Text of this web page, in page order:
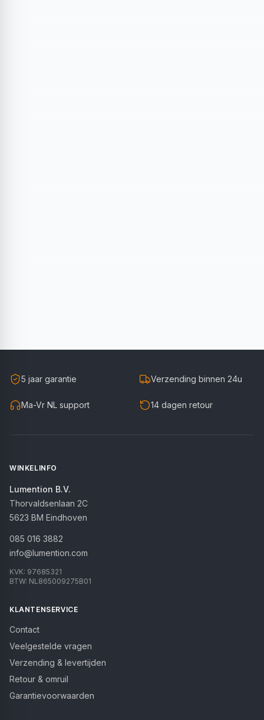
5 jaar garantie Verzending binnen 24u
Ma-Vr NL support 14 dagen retour
WINKELINFO
Lumention B.V.
Thorvaldsenlaan 2C
5623 BM Eindhoven
085 016 3882
info@lumention.com
KVK: 97685321
BTW: NL865009275B01
KLANTENSERVICE
Contact
Veelgestelde vragen
Verzending & levertijden
Retour & omruil
Garantievoorwaarden